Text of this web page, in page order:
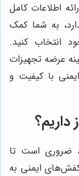
اطلاعات کامل
به شما کمک
انتخاب کنید.
عرضه تجهیزات
با کیفیت و
داریم؟
ضروری است تا
ایمنی به